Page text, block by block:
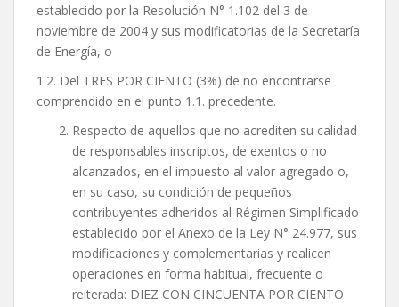
establecido por la Resolución N° 1.102 del 3 de
noviembre de 2004 y sus modificatorias de la Secretaría
de Energía, o
1.2. Del TRES POR CIENTO (3%) de no encontrarse
comprendido en el punto 1.1. precedente.
Respecto de aquellos que no acrediten su calidad
de responsables inscriptos, de exentos o no
alcanzados, en el impuesto al valor agregado o,
en su caso, su condición de pequeños
contribuyentes adheridos al Régimen Simplificado
establecido por el Anexo de la Ley N° 24.977, sus
modificaciones y complementarias y realicen
operaciones en forma habitual, frecuente o
reiterada: DIEZ CON CINCUENTA POR CIENTO